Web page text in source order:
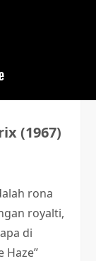
(1967)
rona
royalti,
di
Haze”